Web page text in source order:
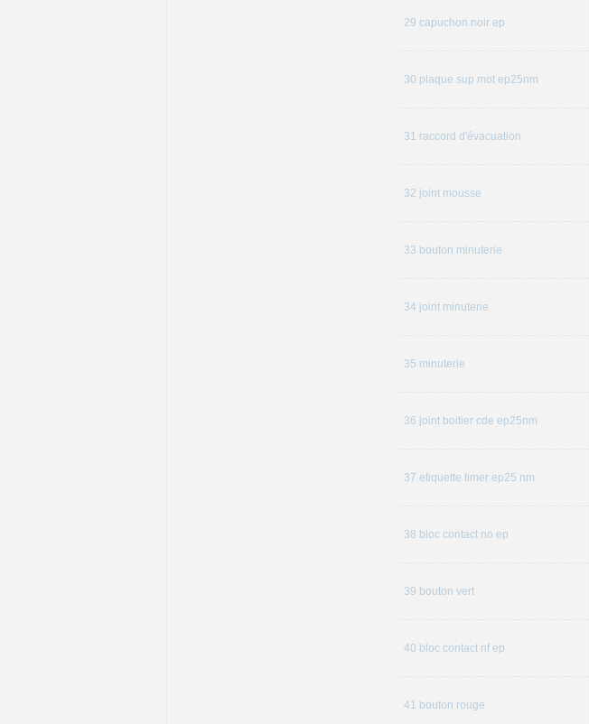
29 capuchon noir ep
30 plaque sup mot ep25nm
31 raccord d'évacuation
32 joint mousse
33 bouton minuterie
34 joint minuterie
35 minuterie
36 joint boitier cde ep25nm
37 etiquette timer ep25 nm
38 bloc contact no ep
39 bouton vert
40 bloc contact nf ep
41 bouton rouge